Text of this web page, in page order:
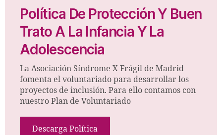
Política De Protección Y Buen
Trato A La Infancia Y La
Adolescencia
La Asociación Síndrome X Frágil de Madrid
fomenta el voluntariado para desarrollar los
proyectos de inclusión. Para ello contamos con
nuestro Plan de Voluntariado
Descarga Política